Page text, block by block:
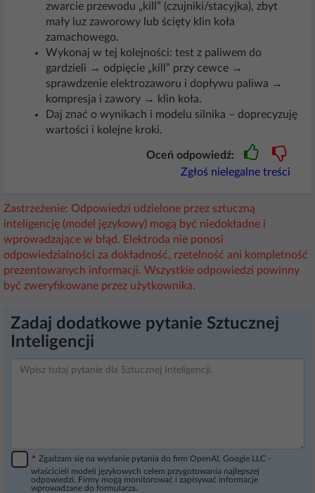
zwarcie przewodu „kill” (czujniki/stacyjka), zbyt
mały luz zaworowy lub ścięty klin koła
zamachowego.
Wykonaj w tej kolejności: test z paliwem do
gardzieli → odpięcie „kill” przy cewce →
sprawdzenie elektrozaworu i dopływu paliwa →
kompresja i zawory → klin koła.
Daj znać o wynikach i modelu silnika – doprecyzuję
wartości i kolejne kroki.
Oceń odpowiedź:
Zgłoś nielegalne treści
Zastrzeżenie: Odpowiedzi udzielone przez sztuczną
inteligencję (model językowy) mogą być niedokładne i
wprowadzające w błąd. Elektroda nie ponosi
odpowiedzialności za dokładność, rzetelność ani kompletność
prezentowanych informacji. Wszystkie odpowiedzi powinny
być zweryfikowane przez użytkownika.
Zadaj dodatkowe pytanie Sztucznej
Inteligencji
* Zgadzam się na wysłanie pytania do firm OpenAI, Google LLC -
właścicieli modeli językowych celem przygotowania najlepszej
odpowiedzi. Firmy mogą monitorować i zapisywać informacje
wprowadzane do formularza.